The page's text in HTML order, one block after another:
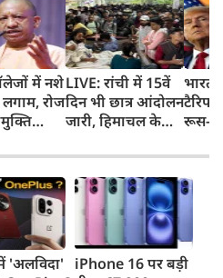
में नशे
रोज
में बिक्री
LIVE: रांची में 15वें
दिन भी छात्र आंदोलन
जारी, हिमाचल के
गिरी
भारत
टैरिफ
रूस-
का
बिल
'अलविदा'
iPhone 16 पर बड़ी